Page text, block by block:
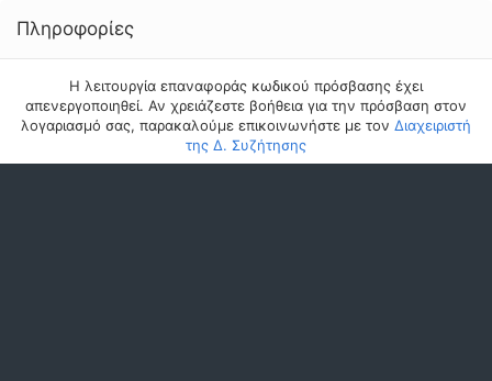
Πληροφορίες
Η λειτουργία επαναφοράς κωδικού πρόσβασης έχει
απενεργοποιηθεί. Αν χρειάζεστε βοήθεια για την πρόσβαση στον
λογαριασμό σας, παρακαλούμε επικοινωνήστε με τον Διαχειριστή
της Δ. Συζήτησης